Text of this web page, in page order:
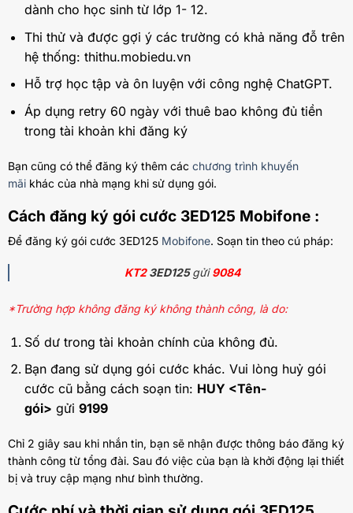
dành cho học sinh từ lớp 1- 12.
Thi thử và được gợi ý các trường có khả năng đỗ trên
hệ thống: thithu.mobiedu.vn
Hỗ trợ học tập và ôn luyện với công nghệ ChatGPT.
Áp dụng retry 60 ngày với thuê bao không đủ tiền
trong tài khoản khi đăng ký
Bạn cũng có thể đăng ký thêm các chương trình khuyến
mãi khác của nhà mạng khi sử dụng gói.
Cách đăng ký gói cước 3ED125 Mobifone :
Để đăng ký gói cước 3ED125 Mobifone. Soạn tin theo cú pháp:
KT23ED125gửi9084
*Trường hợp không đăng ký không thành công, là do:
Số dư trong tài khoản chính của không đủ.
Bạn đang sử dụng gói cước khác. Vui lòng huỷ gói
cước cũ bằng cách soạn tin: HUY <Tên-
gói> gửi 9199
Chỉ 2 giây sau khi nhắn tin, bạn sẽ nhận được thông báo đăng ký
thành công từ tổng đài. Sau đó việc của bạn là khởi động lại thiết
bị và truy cập mạng như bình thường.